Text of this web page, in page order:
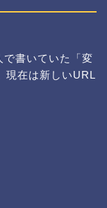
書いていた「変
現在は新しいURL